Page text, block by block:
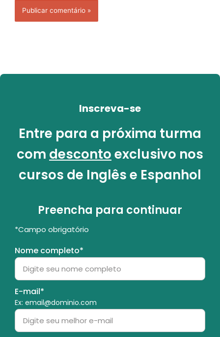
Inscreva-se
Entre para a próxima turma
com descontoexclusivo nos
cursos de Inglês e Espanhol
Preencha para continuar
*Campo obrigatório
Nome completo*
E-mail*
Ex: email@dominio.com